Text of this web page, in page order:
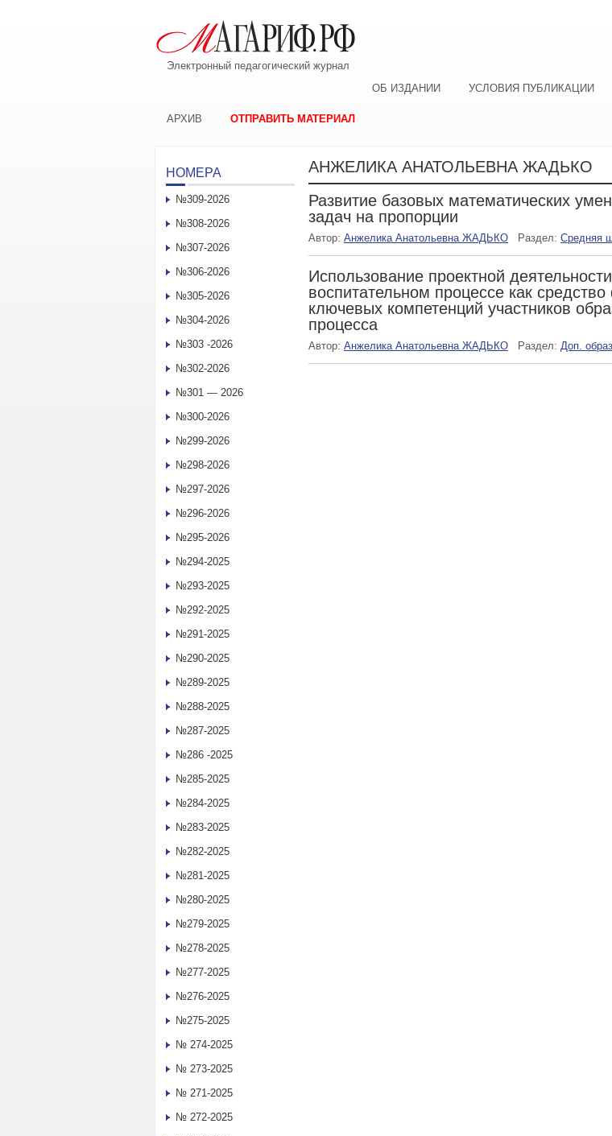
Электронный педагогический журнал
ОБ ИЗДАНИИ
УСЛОВИЯ ПУБЛИКАЦИИ
АРХИВ ОТПРАВИТЬ МАТЕРИАЛ
АНЖЕЛИКА АНАТОЛЬЕВНА ЖАДЬКО
Развитие базовых математических
задач на пропорции
Автор: Анжелика Анатольевна ЖАДЬКО Раздел: Средняя
Использование проектной
воспитательном процессе как
ключевых компетенций участников
процесса
Автор: Анжелика Анатольевна ЖАДЬКО Раздел: Доп.
НОМЕРА
№309-2026
№308-2026
№307-2026
№306-2026
№305-2026
№304-2026
№303 -2026
№302-2026
№301 — 2026
№300-2026
№299-2026
№298-2026
№297-2026
№296-2026
№295-2026
№294-2025
№293-2025
№292-2025
№291-2025
№290-2025
№289-2025
№288-2025
№287-2025
№286 -2025
№285-2025
№284-2025
№283-2025
№282-2025
№281-2025
№280-2025
№279-2025
№278-2025
№277-2025
№276-2025
№275-2025
№ 274-2025
№ 273-2025
№ 271-2025
№ 272-2025